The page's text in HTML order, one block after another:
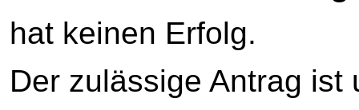
hat keinen Erfolg.
Der zulässige Antrag ist